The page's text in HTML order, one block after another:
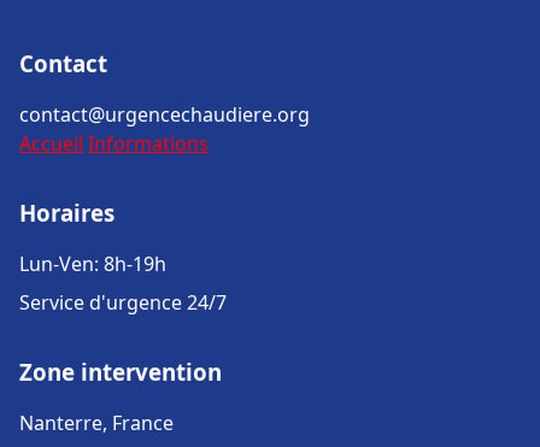
Contact
contact@urgencechaudiere.org
Accueil Informations
Horaires
Lun-Ven: 8h-19h
Service d'urgence 24/7
Zone intervention
Nanterre, France